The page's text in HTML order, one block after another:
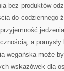
bez produktów
do codziennego
a
wegańska może
wskazówek dla